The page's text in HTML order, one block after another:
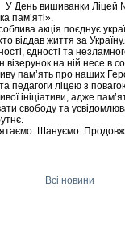
У День вишиванки Ліцей
пам’яті».
акція поєднує
віддав життя за
єдності та
візерунок на ній несе в
пам’ять про наших
педагоги ліцею з
ініціативи, адже
свободу та
Шануємо.
Всі новини